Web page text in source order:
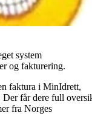
system
og fakturering.
faktura i MinIdrett,
Der får dere full
fra Norges